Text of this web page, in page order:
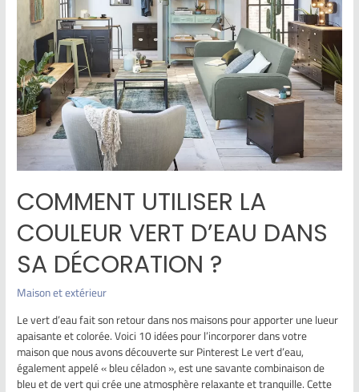
COMMENT UTILISER LA
COULEUR VERT D’EAU DANS
SA DÉCORATION ?
Maison et extérieur
Le vert d’eau fait son retour dans nos maisons pour apporter une lueur
apaisante et colorée. Voici 10 idées pour l’incorporer dans votre
maison que nous avons découverte sur Pinterest Le vert d’eau,
également appelé « bleu céladon », est une savante combinaison de
bleu et de vert qui crée une atmosphère relaxante et tranquille. Cette